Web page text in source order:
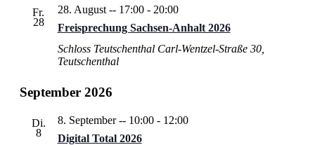
Fr.
28
Freisprechung Sachsen-Anhalt 2026
28. August -- 17:00- 20:00
Schloss Teutschenthal Carl-Wentzel-Straße 30,
Teutschenthal
September 2026
Di.
8
Digital Total 2026
8. September -- 10:00- 12:00